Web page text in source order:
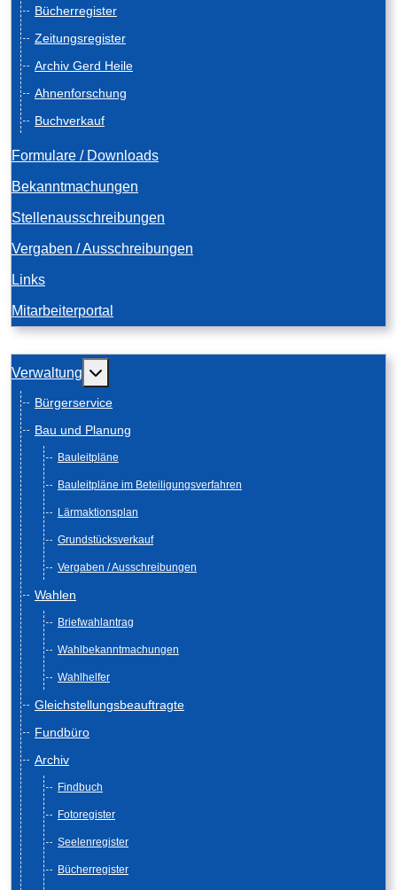
Bücherregister
Zeitungsregister
Archiv Gerd Heile
Ahnenforschung
Buchverkauf
Formulare / Downloads
Bekanntmachungen
Stellenausschreibungen
Vergaben / Ausschreibungen
Links
Mitarbeiterportal
Verwaltung Weitere Informationen: Verwaltung
Bürgerservice
Bau und Planung
Bauleitpläne
Bauleitpläne im Beteiligungsverfahren
Lärmaktionsplan
Grundstücksverkauf
Vergaben / Ausschreibungen
Wahlen
Briefwahlantrag
Wahlbekanntmachungen
Wahlhelfer
Gleichstellungsbeauftragte
Fundbüro
Archiv
Findbuch
Fotoregister
Seelenregister
Bücherregister